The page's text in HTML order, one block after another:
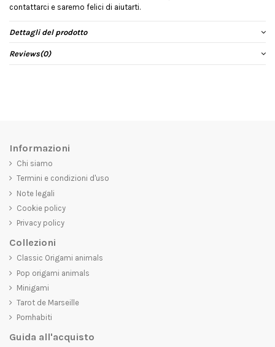
contattarci e saremo felici di aiutarti.
Dettagli del prodotto
Reviews(0)
Informazioni
Chi siamo
Termini e condizioni d'uso
Note legali
Cookie policy
Privacy policy
Collezioni
Classic Origami animals
Pop origami animals
Minigami
Tarot de Marseille
Pornhabiti
Guida all'acquisto